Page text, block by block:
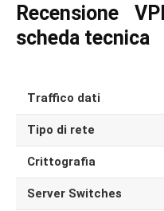
Recensione
scheda tecnica
Traffico dati
Tipo di rete
Crittografia
Server Switches